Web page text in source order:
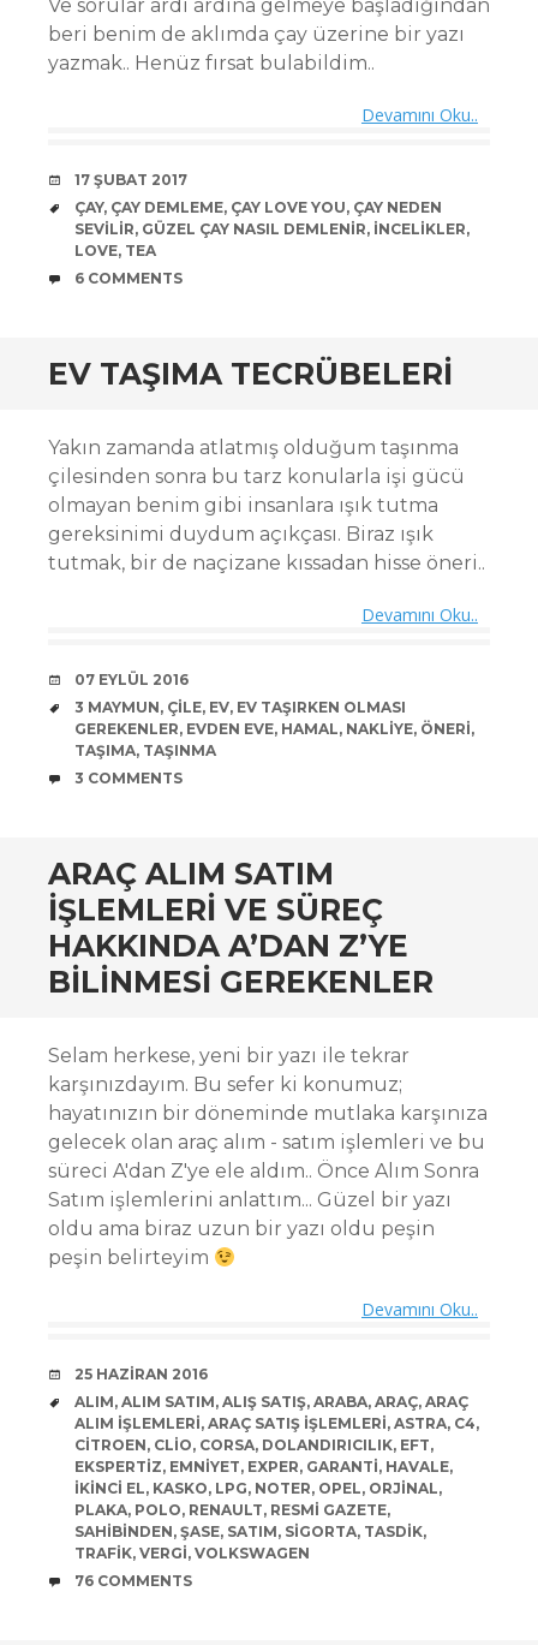
Ve sorular ardı ardına gelmeye başladığından
beri benim de aklımda çay üzerine bir yazı
yazmak.. Henüz fırsat bulabildim..
Devamını Oku..
DATE
17 ŞUBAT 2017
TAGS
ÇAY, ÇAY DEMLEME, ÇAY LOVE YOU, ÇAY NEDEN
SEVILIR, GÜZEL ÇAY NASIL DEMLENIR, INCELIKLER,
LOVE, TEA
COMMENTS
6 COMMENTS
EV TAŞIMA TECRÜBELERI
Yakın zamanda atlatmış olduğum taşınma
çilesinden sonra bu tarz konularla işi gücü
olmayan benim gibi insanlara ışık tutma
gereksinimi duydum açıkçası. Biraz ışık
tutmak, bir de naçizane kıssadan hisse öneri..
Devamını Oku..
DATE
07 EYLÜL 2016
TAGS
3 MAYMUN, ÇILE, EV, EV TAŞIRKEN OLMASI
GEREKENLER, EVDEN EVE, HAMAL, NAKLIYE, ÖNERI,
TAŞIMA, TAŞINMA
COMMENTS
3 COMMENTS
ARAÇ ALIM SATIM
IŞLEMLERI VE SÜREÇ
HAKKINDA A’DAN Z’YE
BILINMESI GEREKENLER
Selam herkese, yeni bir yazı ile tekrar
karşınızdayım. Bu sefer ki konumuz;
hayatınızın bir döneminde mutlaka karşınıza
gelecek olan araç alım - satım işlemleri ve bu
süreci A'dan Z'ye ele aldım.. Önce Alım Sonra
Satım işlemlerini anlattım... Güzel bir yazı
oldu ama biraz uzun bir yazı oldu peşin
peşin belirteyim
Devamını Oku..
DATE
25 HAZIRAN 2016
TAGS
ALIM, ALIM SATIM, ALIŞ SATIŞ, ARABA, ARAÇ, ARAÇ
ALIM IŞLEMLERI, ARAÇ SATIŞ IŞLEMLERI, ASTRA, C4,
CITROEN, CLIO, CORSA, DOLANDIRICILIK, EFT,
EKSPERTIZ, EMNIYET, EXPER, GARANTI, HAVALE,
IKINCI EL, KASKO, LPG, NOTER, OPEL, ORJINAL,
PLAKA, POLO, RENAULT, RESMI GAZETE,
SAHIBINDEN, ŞASE, SATIM, SIGORTA, TASDIK,
TRAFIK, VERGI, VOLKSWAGEN
COMMENTS
76 COMMENTS